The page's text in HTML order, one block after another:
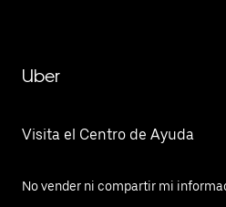
Uber
Visita el Centro de Ayuda
No vender ni compartir mi